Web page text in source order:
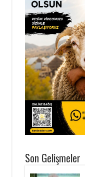
Son Gelişmeler